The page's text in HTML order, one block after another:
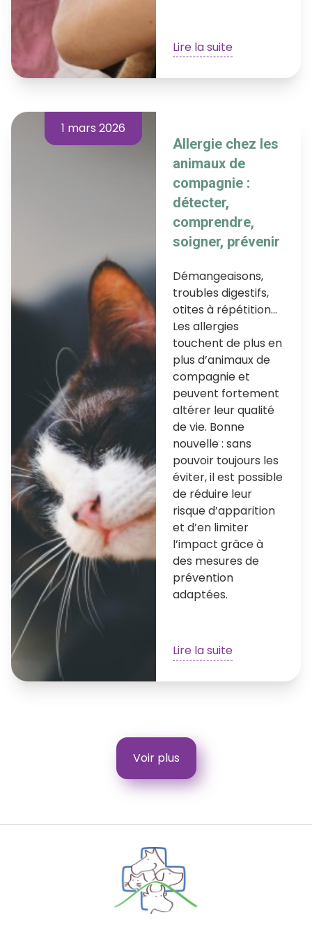
Lire la suite
1 mars 2026
Allergie chez les
animaux de
compagnie :
détecter,
comprendre,
soigner, prévenir
Démangeaisons,
troubles digestifs,
otites à répétition…
Les allergies
touchent de plus en
plus d’animaux de
compagnie et
peuvent fortement
altérer leur qualité
de vie. Bonne
nouvelle : sans
pouvoir toujours les
éviter, il est possible
de réduire leur
risque d’apparition
et d’en limiter
l’impact grâce à
des mesures de
prévention
adaptées.
Lire la suite
Voir plus